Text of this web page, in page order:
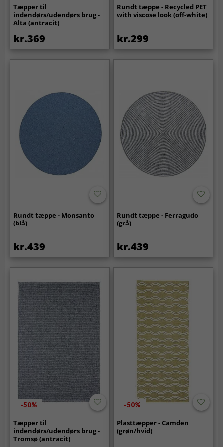
Tæpper til
indendørs/udendørs brug -
Alta (antracit)
kr.369
Rundt tæppe - Recycled PET
with viscose look (off-white)
kr.299
Rundt tæppe - Monsanto
(blå)
kr.439
Rundt tæppe - Ferragudo
(grå)
kr.439
-50%
Tæpper til
indendørs/udendørs brug -
Tromsø (antracit)
-50%
Plasttæpper - Camden
(grøn/hvid)